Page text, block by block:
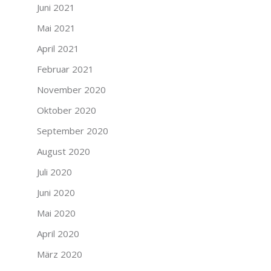
Juni 2021
Mai 2021
April 2021
Februar 2021
November 2020
Oktober 2020
September 2020
August 2020
Juli 2020
Juni 2020
Mai 2020
April 2020
März 2020